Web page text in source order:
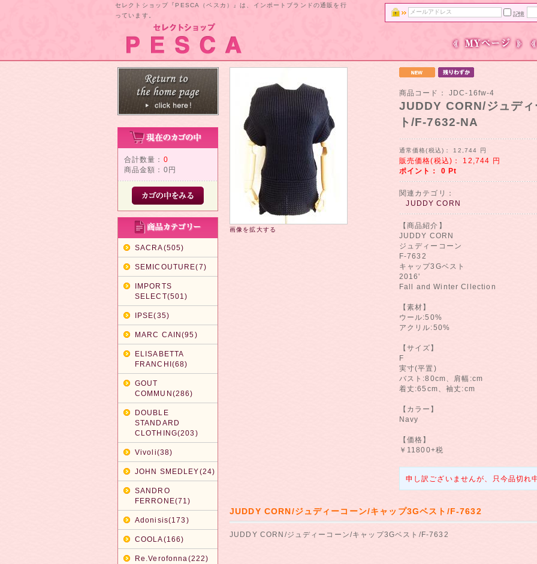
セレクトショップ『PESCA（ペスカ）』は、インポートブランドの通販を行
っています。
記憶
合計数量： 0
商品金額： 0円
SACRA(505)
SEMICOUTURE(7)
IMPORTS
SELECT(501)
IPSE(35)
MARC CAIN(95)
ELISABETTA
FRANCHI(68)
GOUT
COMMUN(286)
DOUBLE
STANDARD
CLOTHING(203)
Vivoli(38)
JOHN SMEDLEY(24)
SANDRO
FERRONE(71)
Adonisis(173)
COOLA(166)
Re.Verofonna(222)
画像を拡大する
商品コード： JDC-16fw-4
JUDDY CORN/ジュデ
ト/F-7632-NA
通常価格(税込)： 12,744 円
販売価格(税込)： 12,744 円
ポイント： 0 Pt
関連カテゴリ：
JUDDY CORN
【商品紹介】
JUDDY CORN
ジュディーコーン
F-7632
キャップ3Gベスト
2016'
Fall and Winter Cllection
【素材】
ウール:50%
アクリル:50%
【サイズ】
F
実寸(平置)
バスト:80cm、肩幅:cm
着丈:65cm、袖丈:cm
【カラー】
Navy
【価格】
￥11800+税
申し訳ございませんが、只今品切れ
JUDDY CORN/ジュディーコーン/キャップ3Gベスト/F-7632
JUDDY CORN/ジュディーコーン/キャップ3Gベスト/F-7632